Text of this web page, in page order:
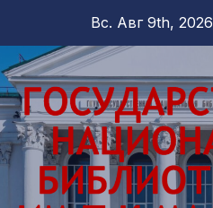
содержимому
Вс. Авг 9th, 2026